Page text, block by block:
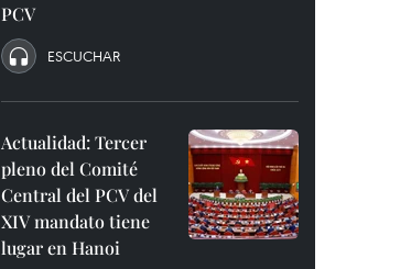
PCV
ESCUCHAR
Actualidad: Tercer
pleno del Comité
Central del PCV del
XIV mandato tiene
lugar en Hanoi